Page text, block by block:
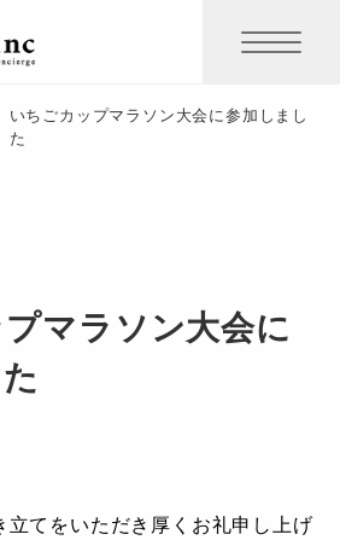
いちごカップマラソン大会に参加しまし
た
マラソン大会に
立てをいただき厚くお礼申し上げ